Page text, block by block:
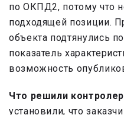
по ОКПД2, потому что
подходящей позиции.
объекта подтянулись
показатель
возможность
Что решили
установили, что